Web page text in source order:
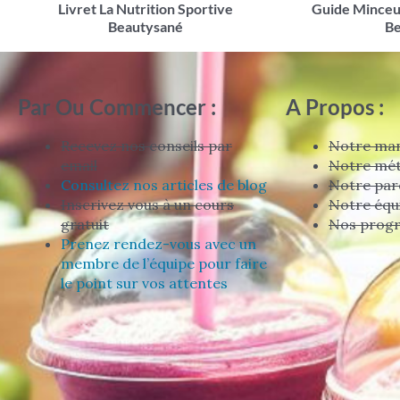
Livret La Nutrition Sportive
Beautysané
Guide
Par Ou Commencer :
Recevez nos conseils par
email
Consultez nos articles de blog
Inscrivez vous à un cours
gratuit
Prenez rendez-vous avec un
membre de l’équipe pour faire
le point sur vos attentes
A Propos :
Notre
Notre
Notre
Notre
Nos